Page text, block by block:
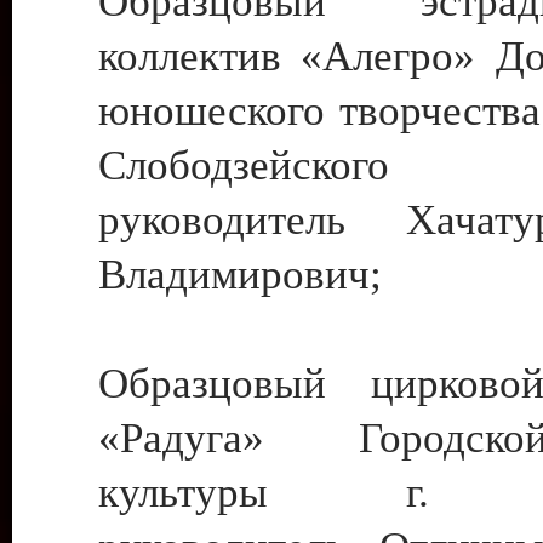
коллектив «Алегро»
юношеского
руководитель
Владимирович;
Образцовый
«Радуга»
культуры г.